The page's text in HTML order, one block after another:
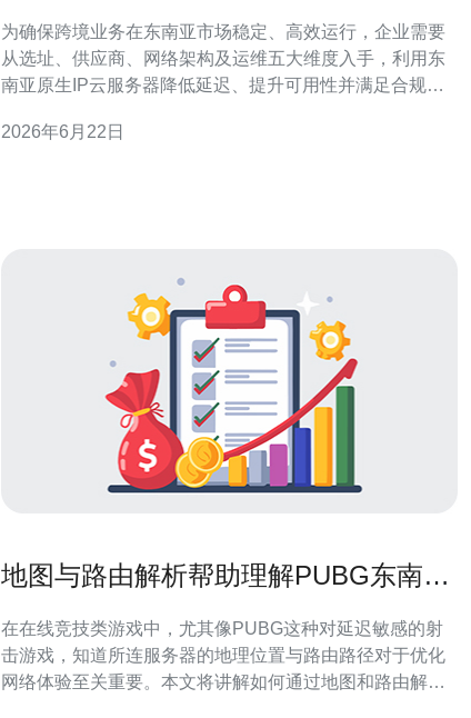
为确保跨境业务在东南亚市场稳定、高效运行，企业需要
从选址、供应商、网络架构及运维五大维度入手，利用东
南亚原生IP云服务器降低延迟、提升可用性并满足合规要
亚哪个节点来部署服务? 不同国家的网络出口和互联质量
2026年6月22日
地图与路由解析帮助理解PUBG东南亚
在在线竞技类游戏中，尤其像PUBG这种对延迟敏感的射
击游戏，知道所连服务器的地理位置与路由路径对于优化
网络体验至关重要。本文将讲解如何通过地图和路由解析